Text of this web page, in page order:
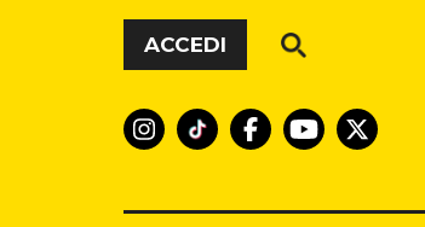
Vai al contenuto
ACCEDI